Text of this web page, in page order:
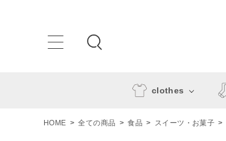
clothes
HOME 全ての商品 食品 スイーツ・お菓子